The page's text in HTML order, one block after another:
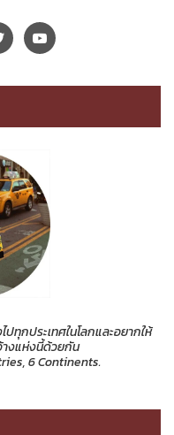
กประเทศในโลกและอยากให้
งแห่งนี้ด้วยกัน
6 Continents.